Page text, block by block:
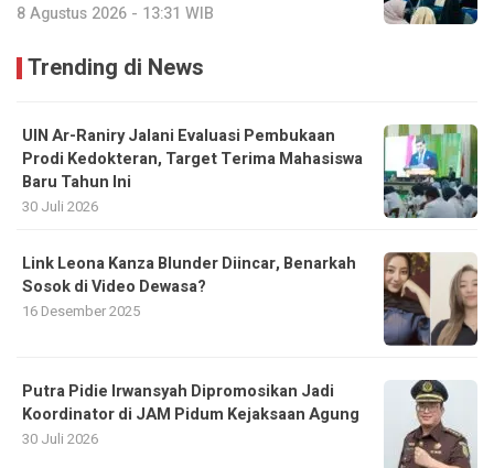
8 Agustus 2026 - 13:31 WIB
Trending di News
UIN Ar-Raniry Jalani Evaluasi Pembukaan
Prodi Kedokteran, Target Terima Mahasiswa
Baru Tahun Ini
30 Juli 2026
Link Leona Kanza Blunder Diincar, Benarkah
Sosok di Video Dewasa?
16 Desember 2025
Putra Pidie Irwansyah Dipromosikan Jadi
Koordinator di JAM Pidum Kejaksaan Agung
30 Juli 2026